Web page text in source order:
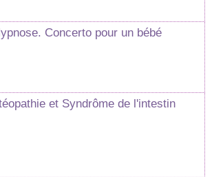
Concerto pour un bébé
et Syndrôme de l'intestin